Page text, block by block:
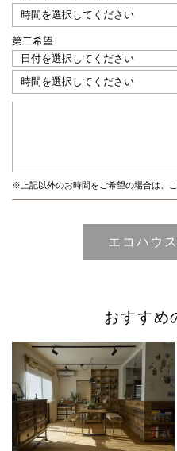
第二希望
※上記以外のお時間をご希望の場合は、
おすすめ